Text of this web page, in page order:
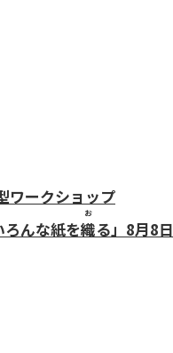
ワークショップ
んな紙を織
お
る」8月8日